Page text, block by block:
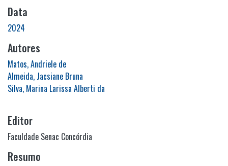
Data
2024
Autores
Matos, Andriele de
Almeida, Jacsiane Bruna
Silva, Marina Larissa Alberti da
Editor
Faculdade Senac Concórdia
Resumo